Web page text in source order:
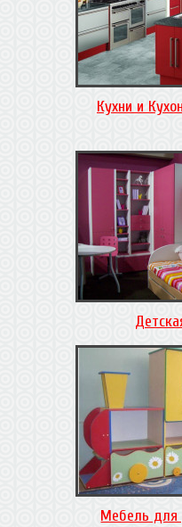
Кухни и
Мебель для